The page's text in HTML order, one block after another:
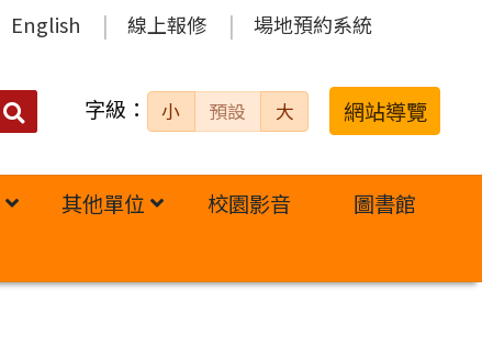
English 線上報修 場地預約系統
搜
字級： 小 預設 大 網站導覽
其他單位 校園影音
圖書館